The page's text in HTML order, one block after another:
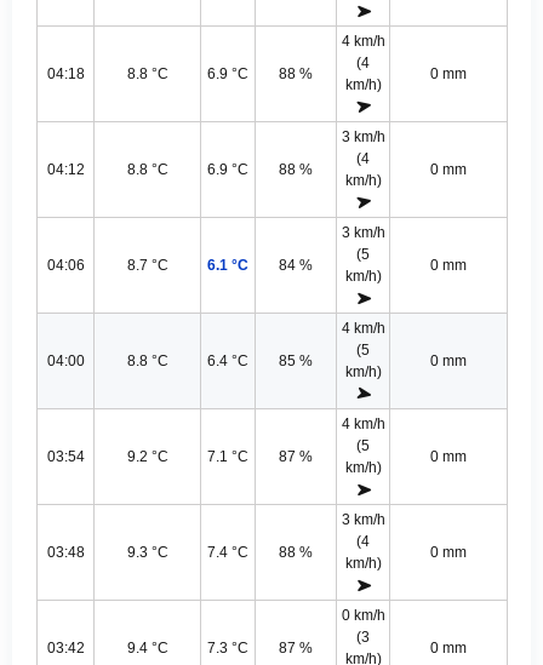
04:18 8.8 °C 6.9 °C 88 %
4 km/h
(4
km/h)
0 mm
04:12 8.8 °C 6.9 °C 88 %
3 km/h
(4
km/h)
0 mm
04:06 8.7 °C 6.1 °C 84 %
3 km/h
(5
km/h)
0 mm
04:00 8.8 °C 6.4 °C 85 %
4 km/h
(5
km/h)
0 mm
03:54 9.2 °C 7.1 °C 87 %
4 km/h
(5
km/h)
0 mm
03:48 9.3 °C 7.4 °C 88 %
3 km/h
(4
km/h)
0 mm
03:42 9.4 °C 7.3 °C 87 %
0 km/h
(3
km/h)
0 mm